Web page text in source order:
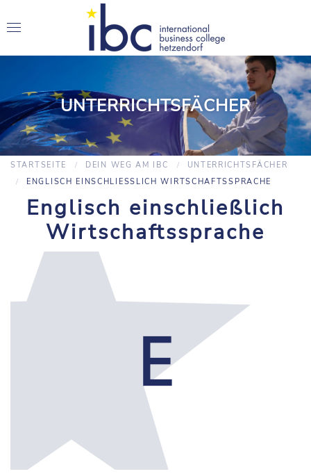
UNTERRICHTSFÄCHER
STARTSEITE DEIN WEG AM IBC
UNTERRICHTSFÄCHER
ENGLISCH EINSCHLIESSLICH WIRTSCHAFTSSPRACHE
Englisch einschließlich
Wirtschaftssprache